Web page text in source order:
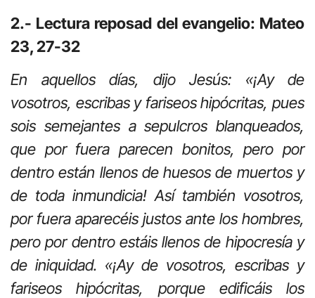
2.- Lectura reposad del evangelio: Mateo
23, 27-32
En aquellos días, dijo Jesús: «¡Ay de
vosotros, escribas y fariseos hipócritas, pues
sois semejantes a sepulcros blanqueados,
que por fuera parecen bonitos, pero por
dentro están llenos de huesos de muertos y
de toda inmundicia! Así también vosotros,
por fuera aparecéis justos ante los hombres,
pero por dentro estáis llenos de hipocresía y
de iniquidad. «¡Ay de vosotros, escribas y
fariseos hipócritas, porque edificáis los